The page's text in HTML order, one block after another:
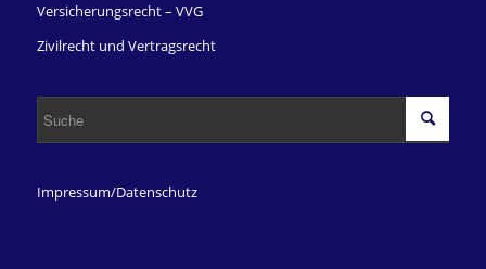
Versicherungsrecht – VVG
Zivilrecht und Vertragsrecht
Impressum/Datenschutz